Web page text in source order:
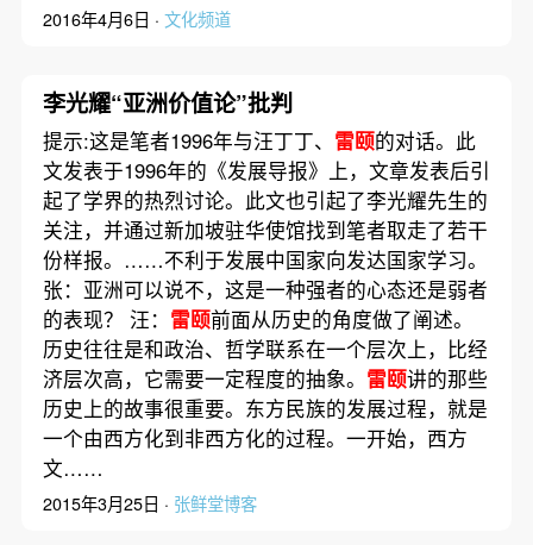
2016年4月6日 · 文化频道
李光耀“亚洲价值论”批判
提示:这是笔者1996年与汪丁丁、 雷颐的对话。此
文发表于1996年的《发展导报》上，文章发表后引
起了学界的热烈讨论。此文也引起了李光耀先生的
关注，并通过新加坡驻华使馆找到笔者取走了若干
份样报。……不利于发展中国家向发达国家学习。
张：亚洲可以说不，这是一种强者的心态还是弱者
的表现？ 汪： 雷颐前面从历史的角度做了阐述。
历史往往是和政治、哲学联系在一个层次上，比经
济层次高，它需要一定程度的抽象。 雷颐讲的那些
历史上的故事很重要。东方民族的发展过程，就是
一个由西方化到非西方化的过程。一开始，西方
文……
2015年3月25日 · 张鲜堂博客